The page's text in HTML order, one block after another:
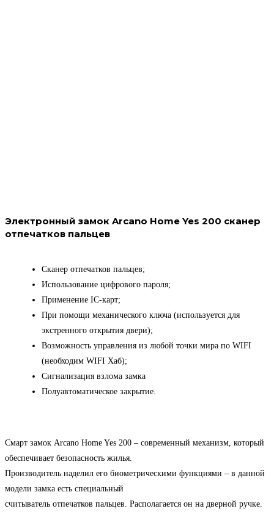
Электронный замок Arcano Home Yes 200 сканер
отпечатков пальцев
Сканер отпечатков пальцев;
Использование цифрового пароля;
Применение IC-карт;
При помощи механического ключа (используется для
экстренного открытия двери);
Возможность управления из любой точки мира по WIFI
(необходим WIFI Хаб);
Сигнализация взлома замка
Полуавтоматическое закрытие.
Смарт замок Arcano Home Yes 200 – современный механизм, который
обеспечивает безопасность жилья.
Производитель наделил его биометрическими функциями – в данной
модели замка есть специальный
считыватель отпечатков пальцев. Располагается он на дверной ручке.